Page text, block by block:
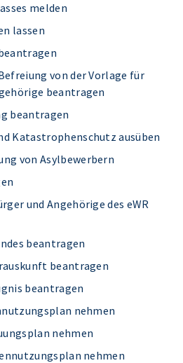
melden
lassen
von der Vorlage für
beantragen
beantragen
Katastrophenschutz ausüben
von Asylbewerbern
und Angehörige des eWR
beantragen
beantragen
beantragen
nehmen
nehmen
nehmen